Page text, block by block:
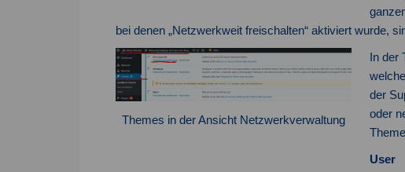
bei denen „Netzwerkweit freischalten“ aktiviert wurde,
Themes in der Ansicht Netzwerkverwaltung
In der
der
oder
User